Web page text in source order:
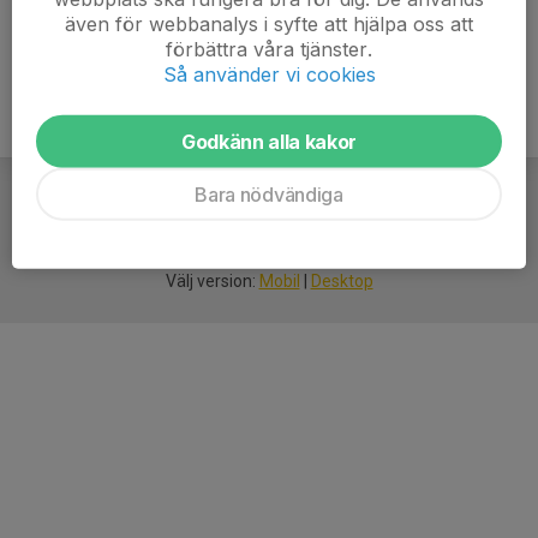
Välj version: Mobil Desktop
även för webbanalys i syfte att hjälpa oss att
förbättra våra tjänster.
Så använder vi cookies
Godkänn alla kakor
Bara nödvändiga